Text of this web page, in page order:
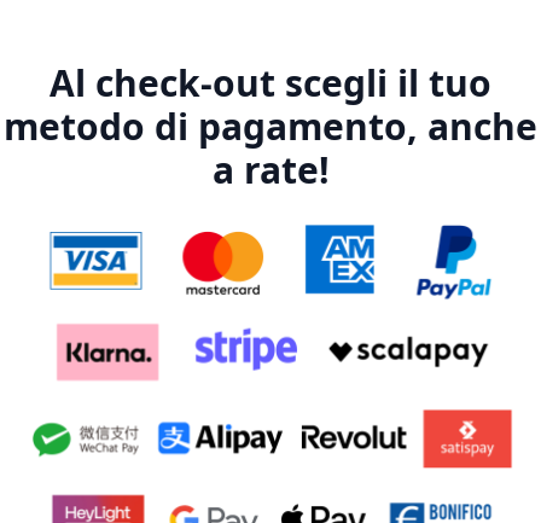
Al check-out scegli il tuo
metodo di pagamento, anche
a rate!